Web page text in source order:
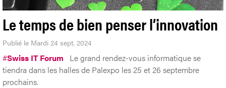
Le temps de bien penser l’innovation
Publié le Mardi 24 sept. 2024
#Swiss IT Forum
Le grand rendez-vous informatique se
tiendra dans les halles de Palexpo les 25 et 26 septembre
prochains.